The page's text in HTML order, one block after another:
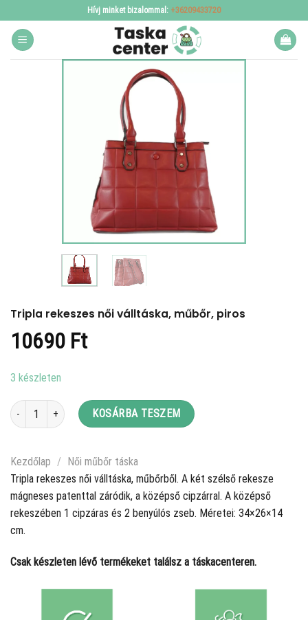
to
content
Hívj minket bizalommal: +36209433720
Tripla rekeszes női válltáska, műbőr, piros
10690 Ft
3 készleten
Tripla rekeszes női válltáska, műbőr, piros mennyiség
KOSÁRBA TESZEM
Kezdőlap /
Női műbőr táska
Tripla rekeszes női válltáska, műbőrből. A két szélső rekesze
mágneses patenttal záródik, a középső cipzárral. A középső
rekeszében 1 cipzáras és 2 benyúlós zseb. Méretei: 34×26×14
cm.
Csak készleten lévő termékeket találsz a táskacenteren.